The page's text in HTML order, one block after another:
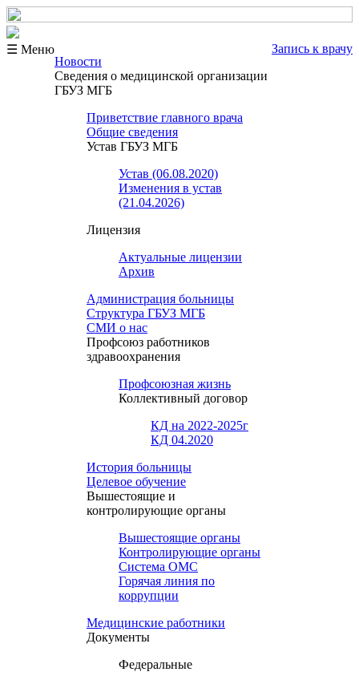
☰ Меню
Запись к врачу
Новости
Сведения о медицинской организации
ГБУЗ МГБ
Приветствие главного врача
Общие сведения
Устав ГБУЗ МГБ
Устав (06.08.2020)
Изменения в устав
(21.04.2026)
Лицензия
Актуальные лицензии
Архив
Администрация больницы
Структура ГБУЗ МГБ
СМИ о нас
Профсоюз работников
здравоохранения
Профсоюзная жизнь
Коллективный договор
КД на 2022-2025г
КД 04.2020
История больницы
Целевое обучение
Вышестоящие и
контролирующие органы
Вышестоящие органы
Контролирующие органы
Система ОМС
Горячая линия по
коррупции
Медицинские работники
Документы
Федеральные